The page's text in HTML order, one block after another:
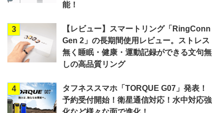
能！
3
【レビュー】スマートリング「RingConn
Gen 2」の長期間使用レビュー。ストレス
無く睡眠・健康・運動記録ができる文句無
しの高品質リング
4
タフネススマホ「TORQUE G07」発表！
予約受付開始！衛星通信対応！水中対応強